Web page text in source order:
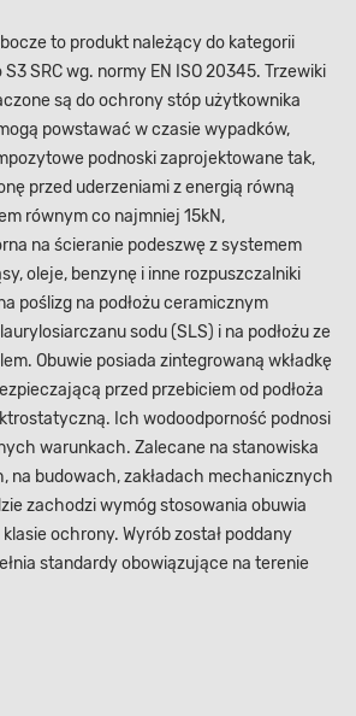
to produkt należący do kategorii
SRC wg. normy EN ISO 20345. Trzewiki
są do ochrony stóp użytkownika
powstawać w czasie wypadków,
podnoski zaprojektowane tak,
przed uderzeniami z energią równą
równym co najmniej 15kN,
na ścieranie podeszwę z systemem
oleje, benzynę i inne rozpuszczalniki
poślizg na podłożu ceramicznym
sodu (SLS) i na podłożu ze
Obuwie posiada zintegrowaną wkładkę
przed przebiciem od podłoża
Ich wodoodporność podnosi
warunkach. Zalecane na stanowiska
na budowach, zakładach mechanicznych
zachodzi wymóg stosowania obuwia
ochrony. Wyrób został poddany
standardy obowiązujące na terenie